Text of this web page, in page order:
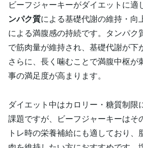
ビーフジャーキーがダイエットに適
ンパク質による基礎代謝の維持・向
による満腹感の持続です。タンパク
で筋肉量が維持され、基礎代謝が下
さらに、長く噛むことで満腹中枢が
事の満足度が高まります。
ダイエット中はカロリー・糖質制限
課題ですが、ビーフジャーキーはそ
トレ時の栄養補給にも適しており、